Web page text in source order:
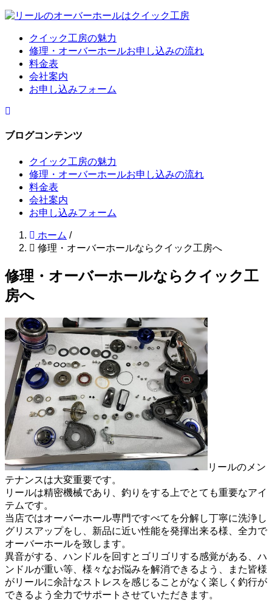
クイック工房の魅力
修理・オーバーホールお申し込みの流れ
料金表
会社案内
お申し込みフォーム
ブログコンテンツ
クイック工房の魅力
修理・オーバーホールお申し込みの流れ
料金表
会社案内
お申し込みフォーム
ホーム /
修理・オーバーホールならクイック工房へ
修理・オーバーホールならクイック工
房へ
リールのメン
テナンスは大変重要です。
リールは精密機械であり、釣りをする上でとても重要なアイ
テムです。
当店ではオーバーホール専門ですべてを分解し丁寧に洗浄し
グリスアップをし、新品に近い性能を発揮出来る様、全力で
オーバーホールを致します。
異音がする、ハンドルを回すとゴリゴリする感覚がある、ハ
ンドルが重い等、様々なお悩みを解消できるよう、また皆様
がリールに余計なストレスを感じることがなく楽しく釣行が
できるよう全力でサポートさせていただきます。